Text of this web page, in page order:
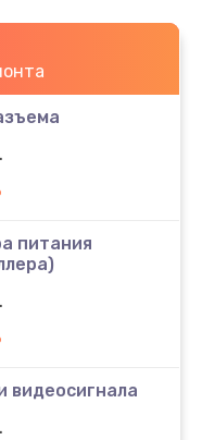
питания
видеосигнала